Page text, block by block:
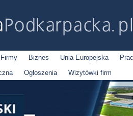
Firmy Biznes Unia Europejska
Ogłoszenia Wizytówki firm